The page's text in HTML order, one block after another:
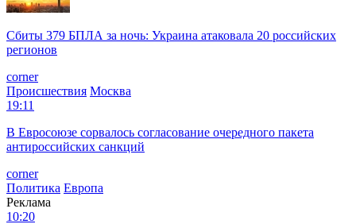
Сбиты 379 БПЛА за ночь: Украина атаковала 20 российских
регионов
corner
Происшествия Москва
19:11
В Евросоюзе сорвалось согласование очередного пакета
антироссийских санкций
corner
Политика Европа
Реклама
10:20